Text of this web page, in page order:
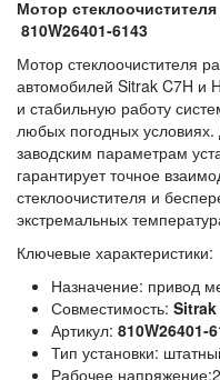
Мотор
810W26401‑6143
Мотор стеклоочистителя
автомобилей Sitrak C7H и
и стабильную работу
любых погодных условиях.
заводским параметрам
гарантирует точное
стеклоочистителя и
экстремальных
Ключевые характеристики:
Назначение: привод
Совместимость: Sitrak
Артикул:
Тип установки:
Рабочее напряжение: